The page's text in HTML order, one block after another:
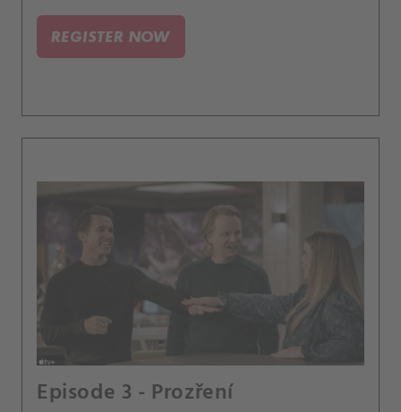
REGISTER NOW
Episode 3 - Prozření